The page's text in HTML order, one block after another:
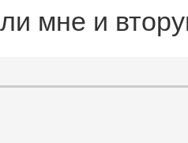
мне и